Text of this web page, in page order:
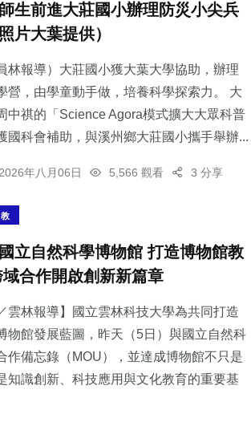
生前進大莊國小辦理防災小尖兵
片大葉提供）
林報導）大莊國小獲大葉大學協助，辦理
營，由學童動手做，培養科學探索力。 大
中祺的「Science Agora模式擴大大眾科普
國科會補助，與溪州鄉大莊國小攜手舉辦...
2026年八月06日 5,566 觀看 3 分享
立自然科學博物館 打造博物館教
合作開啟創新新篇章
雲林報導】國立雲林科技大學為共同打造
物館發展藍圖，昨天（5日）與國立自然科
作備忘錄（MOU），並達成博物館不只是
知識創新、科技應用與文化教育的重要基
2+
大陸
64